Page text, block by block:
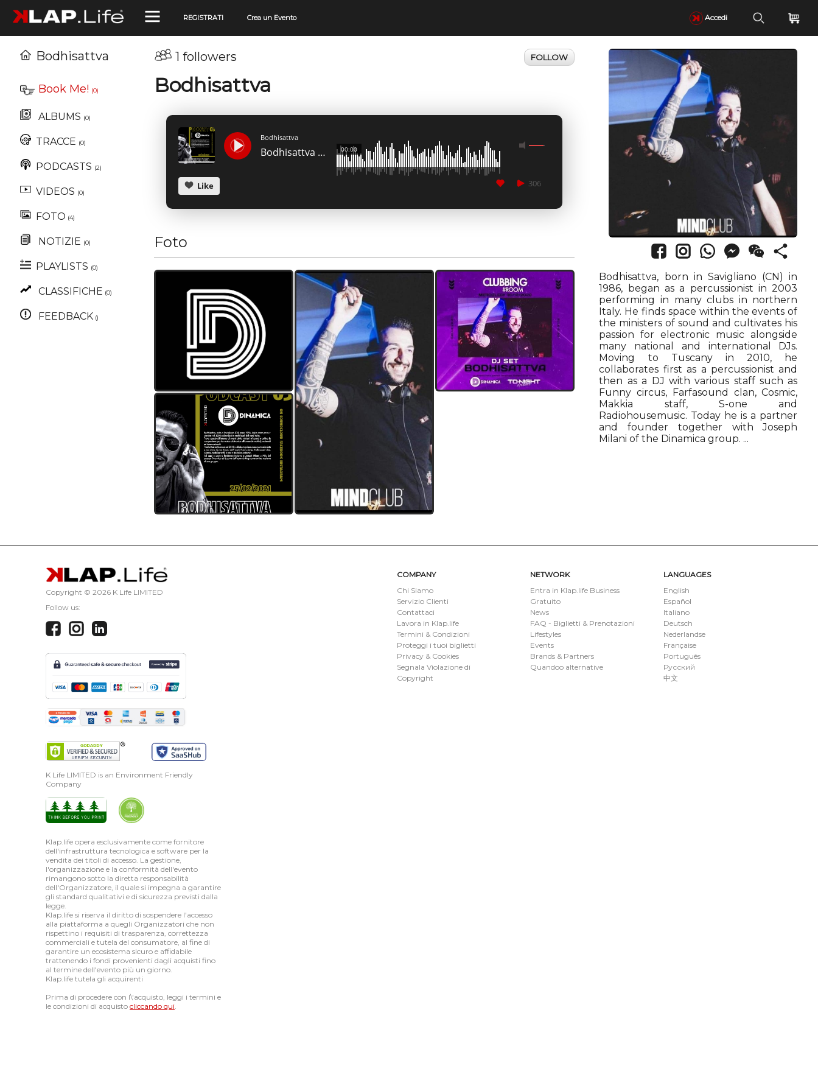
REGISTRATI Crea un Evento Accedi
Bodhisattva
Book Me! (0)
ALBUMS (0)
TRACCE (0)
PODCASTS (2)
VIDEOS (0)
FOTO (4)
NOTIZIE (0)
PLAYLISTS (0)
CLASSIFICHE (0)
FEEDBACK ()
1 followers FOLLOW
Bodhisattva
Bodhisattva
Bodhisattva Dinamica podcast 03 00:00
SUBMIT
CANCEL
Like 306
Foto
Bodhisattva, born in Savigliano (CN) in
1986, began as a percussionist in 2003
performing in many clubs in northern
Italy. He finds space within the events of
the ministers of sound and cultivates his
passion for electronic music alongside
many national and international DJs.
Moving to Tuscany in 2010, he
collaborates first as a percussionist and
then as a DJ with various staff such as
Funny circus, Farfasound clan, Cosmic,
Makkia staff, S-one and
Radiohousemusic. Today he is a partner
and founder together with Joseph
Milani of the Dinamica group. ...
Copyright © 2026 K Life LIMITED
Follow us:
K Life LIMITED is an Environment Friendly
Company
Klap.life opera esclusivamente come fornitore
dell'infrastruttura tecnologica e software per la
vendita dei titoli di accesso. La gestione,
l'organizzazione e la conformità dell'evento
rimangono sotto la diretta responsabilità
dell'Organizzatore, il quale si impegna a garantire
gli standard qualitativi e di sicurezza previsti dalla
legge.
Klap.life si riserva il diritto di sospendere l'accesso
alla piattaforma a quegli Organizzatori che non
rispettino i requisiti di trasparenza, correttezza
commerciali e tutela del consumatore, al fine di
garantire un ecosistema sicuro e affidabile
trattenendo i fondi provenienti dagli acquisti fino
al termine dell'evento più un giorno.
Klap.life tutela gli acquirenti
Prima di procedere con l\'acquisto, leggi i termini e
le condizioni di acquisto cliccando qui.
LANGUAGES
English
Español
Italiano
Deutsch
Nederlandse
Française
Português
Русский
中文
NETWORK
Entra in Klap.life Business
Gratuito
News
FAQ - Biglietti & Prenotazioni
Lifestyles
Events
Brands & Partners
Quandoo alternative
COMPANY
Chi Siamo
Servizio Clienti
Contattaci
Lavora in Klap.life
Termini & Condizioni
Proteggi i tuoi biglietti
Privacy & Cookies
Segnala Violazione di
Copyright